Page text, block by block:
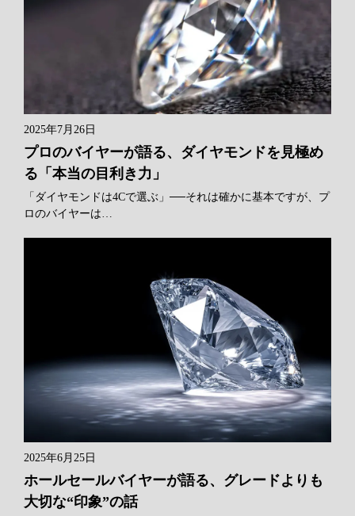
2025年7月26日
プロのバイヤーが語る、ダイヤモンドを見極め
る「本当の目利き力」
「ダイヤモンドは4Cで選ぶ」──それは確かに基本ですが、プ
ロのバイヤーは…
2025年6月25日
ホールセールバイヤーが語る、グレードよりも
大切な“印象”の話